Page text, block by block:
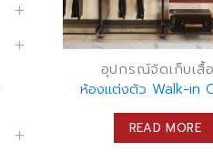
อุปกรณ์จัดเก็บเสื้
ห้องแต่งตัว Walk-in
READ MORE